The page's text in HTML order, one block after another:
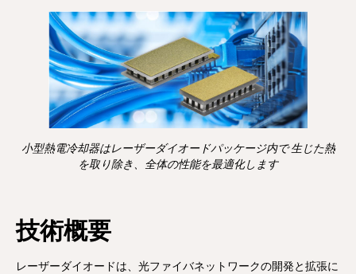
小型熱電冷却器はレーザーダイオードパッケージ内で 生じた熱
を取り除き、全体の性能を最適化します
技術概要
レーザーダイオードは、光ファイバネットワークの開発と拡張に